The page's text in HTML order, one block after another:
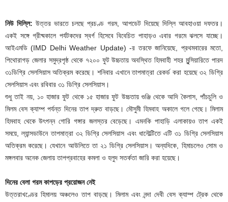
নিউ দিল্লি: উত্তর ভারতে চলছে প্রচণ্ড গরম, আপডেট দিয়েছে দিল্লি আবহাওয়া দফতর।
একই সঙ্গে গ্রীষ্মকালে পর্যটকদের স্বর্গ হিসেবে বিবেচিত পাহাড়ও এবার গরমে ঝলসে যাচ্ছে।
আইএমডি (IMD Delhi Weather Update) -র তরফে জানিয়েছে, প্রথমবারের মতো,
পিথোরাগড় জেলার সমুদ্রপৃষ্ঠ থেকে ৭২০০ ফুট উচ্চতায় অবস্থিত হিমবাহী শহর মুন্সিয়ারিতে পারদ
৩১ডিগ্রি সেলসিয়াস অতিক্রম করেছে। শনিবার এখানে তাপমাত্রা রেকর্ড করা হয়েছে ৩২ ডিগ্রি
সেলসিয়াস এবং রবিবার ৩১ ডিগ্রি সেলসিয়াস।
শুধু তাই নয়, ১০ হাজার ফুট থেকে ১৫ হাজার ফুট উচ্চতায় গুঞ্জি থেকে আদি কৈলাস, পাঁচচুলি ও
মিলম বেস ক্যাম্প পর্যন্ত দিনের তাপ দ্রুত বাড়ছে। মৌসুমী হিমবাহ অকালে গলে গেছে। মিলাম
হিমবাহ থেকে উৎপন্ন গোরি গঙ্গার জলস্তর বেড়েছে। এমনকি পাহাড়ি এলাকায়ও তাপ একই
সময়ে, ল্যান্সডাউনে তাপমাত্রা ৩২ ডিগ্রি সেলসিয়াস এবং ধানৌল্টিতে এটি ৩১ ডিগ্রি সেলসিয়াস
অতিক্রম করেছে। যেখানে আউলিতে তা ২১ ডিগ্রি সেলসিয়াস। অন্যদিকে, হিমাচলেও সোম ও
মঙ্গলবার অনেক জেলায় তাপপ্রবাহের কমলা ও হলুদ সতর্কতা জারি করা হয়েছে।
দিনের বেলা গরম কাপড়ের প্রয়োজন নেই
উত্তরাখণ্ডের হিমালয় অঞ্চলেও তাপ বাড়ছে। মিলাম এবং নন্দা দেবী বেস ক্যাম্প ট্রেক থেকে